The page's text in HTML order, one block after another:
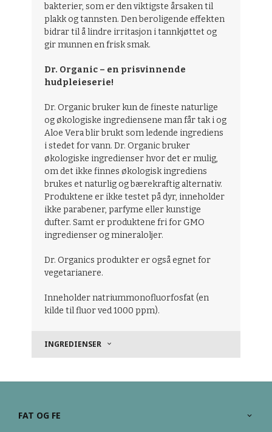
bakterier, som er den viktigste årsaken til
plakk og tannsten. Den beroligende effekten
bidrar til å lindre irritasjon i tannkjøttet og
gir munnen en frisk smak.
Dr. Organic – en prisvinnende
hudpleieserie!
Dr. Organic bruker kun de fineste naturlige
og økologiske ingrediensene man får tak i og
Aloe Vera blir brukt som ledende ingrediens
i stedet for vann. Dr. Organic bruker
økologiske ingredienser hvor det er mulig,
om det ikke finnes økologisk ingrediens
brukes et naturlig og bærekraftig alternativ.
Produktene er ikke testet på dyr, inneholder
ikke parabener, parfyme eller kunstige
dufter. Samt er produktene fri for GMO
ingredienser og mineraloljer.
Dr. Organics produkter er også egnet for
vegetarianere.
Inneholder natriummonofluorfosfat (en
kilde til fluor ved 1000 ppm).
INGREDIENSER
FAT OG FE